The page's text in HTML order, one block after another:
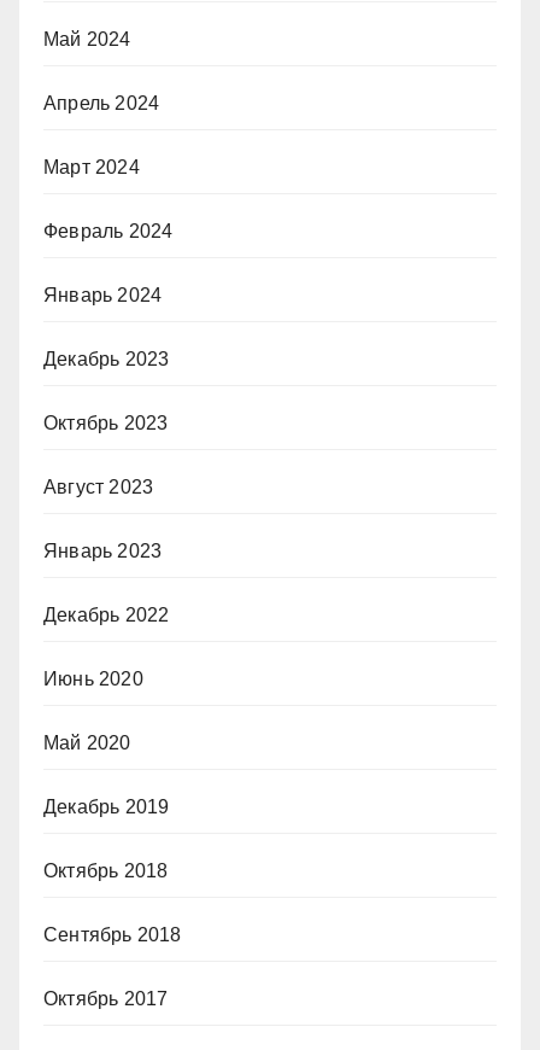
Май 2024
Апрель 2024
Март 2024
Февраль 2024
Январь 2024
Декабрь 2023
Октябрь 2023
Август 2023
Январь 2023
Декабрь 2022
Июнь 2020
Май 2020
Декабрь 2019
Октябрь 2018
Сентябрь 2018
Октябрь 2017